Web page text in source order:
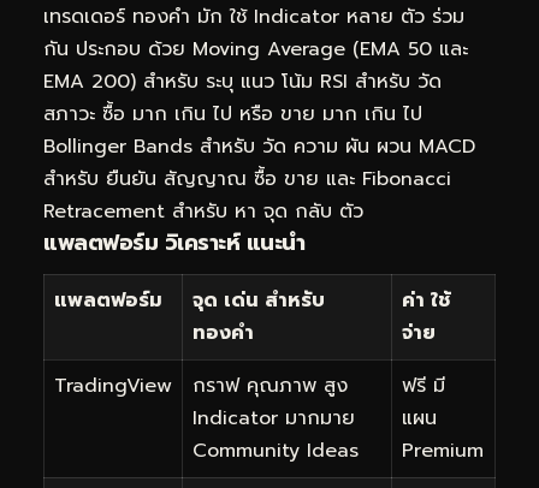
เทรดเดอร์ ทองคำ มัก ใช้ Indicator หลาย ตัว ร่วม
กัน ประกอบ ด้วย Moving Average (EMA 50 และ
EMA 200) สำหรับ ระบุ แนว โน้ม RSI สำหรับ วัด
สภาวะ ซื้อ มาก เกิน ไป หรือ ขาย มาก เกิน ไป
Bollinger Bands สำหรับ วัด ความ ผัน ผวน MACD
สำหรับ ยืนยัน สัญญาณ ซื้อ ขาย และ Fibonacci
Retracement สำหรับ หา จุด กลับ ตัว
แพลตฟอร์ม วิเคราะห์ แนะนำ
แพลตฟอร์ม
จุด เด่น สำหรับ
ทองคำ
ค่า ใช้
จ่าย
TradingView
กราฟ คุณภาพ สูง
Indicator มากมาย
Community Ideas
ฟรี มี
แผน
Premium